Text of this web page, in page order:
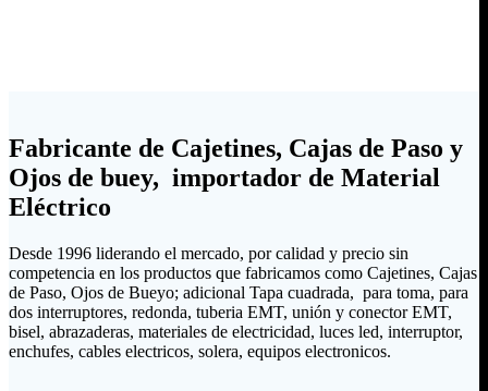
Fabricante de Cajetines, Cajas de Paso y
Ojos de buey, importador de Material
Eléctrico
Desde 1996 liderando el mercado, por calidad y precio sin
competencia en los productos que fabricamos como Cajetines, Cajas
de Paso, Ojos de Bueyo; adicional Tapa cuadrada, para toma, para
dos interruptores, redonda, tuberia EMT, unión y conector EMT,
bisel, abrazaderas, materiales de electricidad, luces led, interruptor,
enchufes, cables electricos, solera, equipos electronicos.